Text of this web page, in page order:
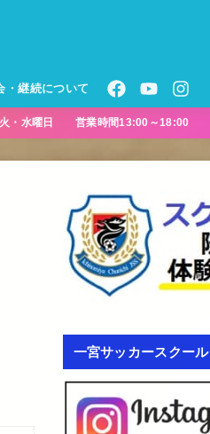
・継続について
・水曜日 営業時間13:00～18:00
一宮サッカースクール